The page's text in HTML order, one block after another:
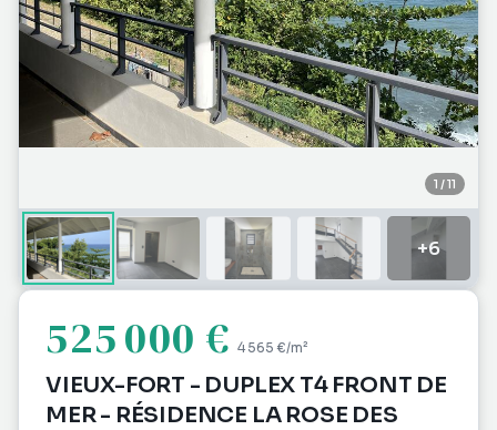
1 /11
+6
525 000 € 4 565 €/m²
VIEUX-FORT - DUPLEX T4 FRONT DE
MER - RÉSIDENCE LA ROSE DES